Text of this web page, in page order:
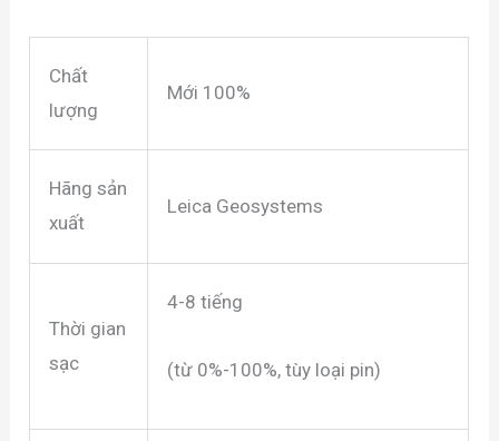
Chất
lượng
Mới 100%
Hãng sản
xuất
Leica Geosystems
Thời gian
sạc
4-8 tiếng
(từ 0%-100%, tùy loại pin)